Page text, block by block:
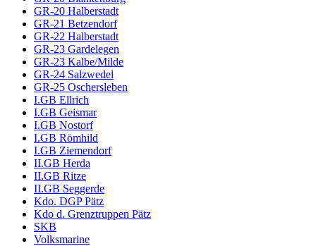
GR-20 Halberstadt
GR-21 Betzendorf
GR-22 Halberstadt
GR-23 Gardelegen
GR-23 Kalbe/Milde
GR-24 Salzwedel
GR-25 Oschersleben
I.GB Ellrich
I.GB Geismar
I.GB Nostorf
I.GB Römhild
I.GB Ziemendorf
II.GB Herda
II.GB Ritze
II.GB Seggerde
Kdo. DGP Pätz
Kdo d. Grenztruppen Pätz
SKB
Volksmarine